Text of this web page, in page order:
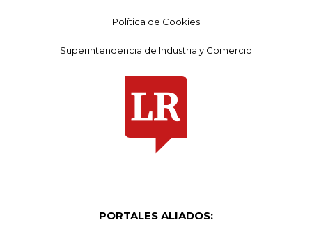
Política de Cookies
Superintendencia de Industria y Comercio
PORTALES ALIADOS: